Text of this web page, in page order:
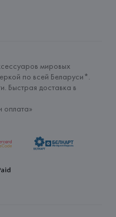
мировых
по всей Беларуси*.
Быстрая доставка в
оплата»